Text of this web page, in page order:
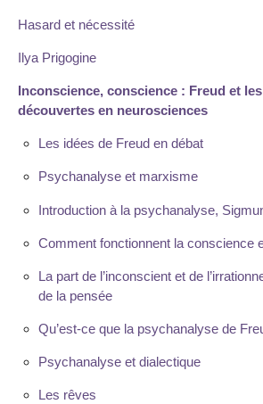
Hasard et nécessité
Ilya Prigogine
Inconscience, conscience : Freud et
découvertes en neurosciences
Les idées de Freud en débat
Psychanalyse et marxisme
Introduction à la psychanalyse,
Comment fonctionnent la conscience
La part de l’inconscient et de
de la pensée
Qu’est-ce que la psychanalyse de
Psychanalyse et dialectique
Les rêves